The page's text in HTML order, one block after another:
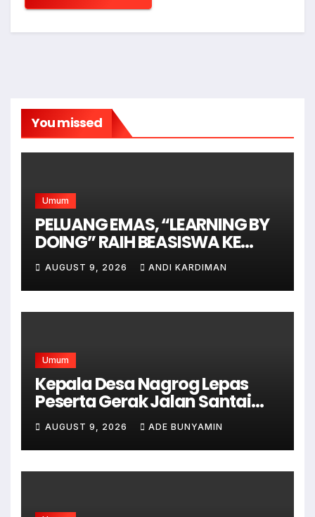
You missed
Umum
PELUANG EMAS, “LEARNING BY
DOING” RAIH BEASISWA KE
AUSTRALIA
AUGUST 9, 2026 ANDI KARDIMAN
Umum
Kepala Desa Nagrog Lepas
Peserta Gerak Jalan Santai
dalam Rangka HUT RI ke-81
AUGUST 9, 2026 ADE BUNYAMIN